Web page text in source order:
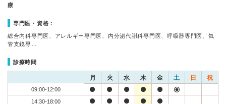
療
専門医・資格：
総合内科専門医、アレルギー専門医、内分泌代謝科専門医、呼吸器専門医、気
管支鏡専…
診療時間
月 火 水 木 金 土 日 祝
09:00-12:00
14:30-18:00